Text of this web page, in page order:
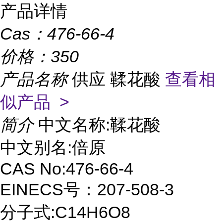
产品详情
Cas： 476-66-4
价格： 350
产品名称供应 鞣花酸 查看相
似产品 >
简介 中文名称:鞣花酸
中文别名:倍原
CAS No:476-66-4
EINECS号：207-508-3
分子式:C14H6O8